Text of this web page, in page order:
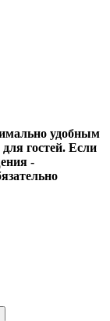
удобным
гостей. Если
-